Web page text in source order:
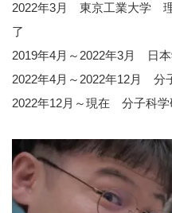
2022年3月 東京工業大学
了
2019年4月～2022年3月 日
2022年4月～2022年12月
2022年12月～現在 分子科